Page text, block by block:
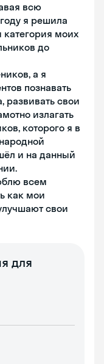
всю
я решила
категория моих
до
а я
познавать
развивать свои
излагать
которого я в
и на данный
всем
как мои
свои
для